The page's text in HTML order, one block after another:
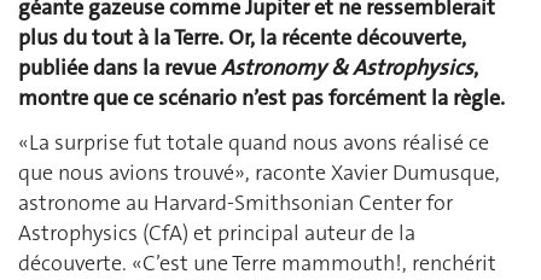
géante gazeuse comme Jupiter et ne ressemblerait
plus du tout à la Terre. Or, la récente découverte,
publiée dans la revueAstronomy & Astrophysics,
montre que ce scénario n’est pas forcément la règle.
«La surprise fut totale quand nous avons réalisé ce
que nous avions trouvé», raconte Xavier Dumusque,
astronome au Harvard-Smithsonian Center for
Astrophysics (CfA) et principal auteur de la
découverte. «C’est une Terre mammouth!, renchérit